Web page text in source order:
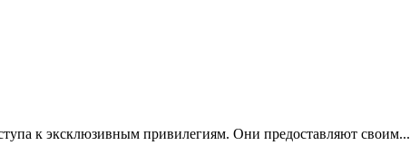
к эксклюзивным привилегиям. Они предоставляют своим...